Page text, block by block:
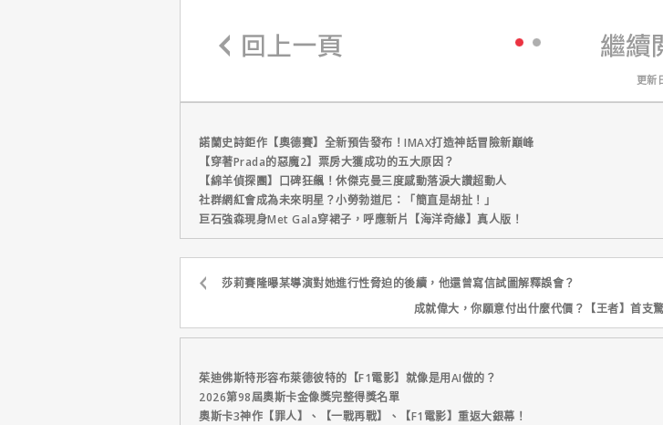
更新
諾蘭史詩鉅作【奧德賽】全新預告發布！IMAX打造神話冒險新巔峰
【穿著Prada的惡魔2】票房大獲成功的五大原因？
【綿羊偵探團】口碑狂飆！休傑克曼三度感動落淚大讚超動人
社群網紅會成為未來明星？小勞勃道尼：「簡直是胡扯！」
巨石強森現身Met Gala穿裙子，呼應新片【海洋奇緣】真人版！
莎莉賽隆曝某導演對她進行性脅迫的後續，他還曾寫信試圖解釋誤會？
成就偉大，你願意付出什麼代價？【王者】首支
茱迪佛斯特形容布萊德彼特的【F1電影】就像是用AI做的？
2026第98屆奧斯卡金像獎完整得獎名單
奧斯卡3神作【罪人】、【一戰再戰】、【F1電影】重返大銀幕！